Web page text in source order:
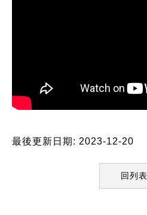
最後更新日期: 2023-12-20
回列表